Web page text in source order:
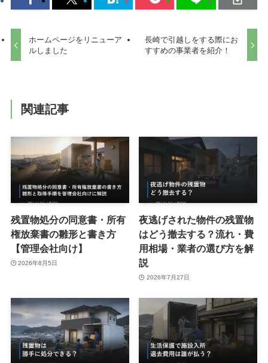
ホームページをリニューア
ルしました
長崎で引越しをする際にお
すすめの事業者を紹介！
関連記事
残置物処分の同意書・所有
権放棄書の雛形と書き方
【管理会社向け】
2026年8月5日
夜逃げされた物件の残置物
はどう撤去する？流れ・費
用相場・業者の選び方を解
説
2026年7月27日